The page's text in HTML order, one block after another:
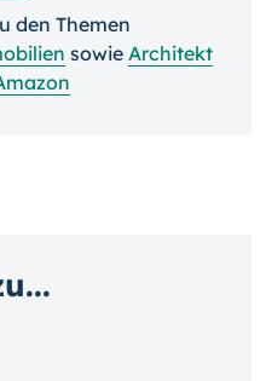
den Themen
sowie Architekt